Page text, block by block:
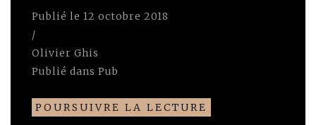
Publié le 12 octobre 2018
/
Olivier Ghis
Publié dans Pub
POURSUIVRE LA LECTURE